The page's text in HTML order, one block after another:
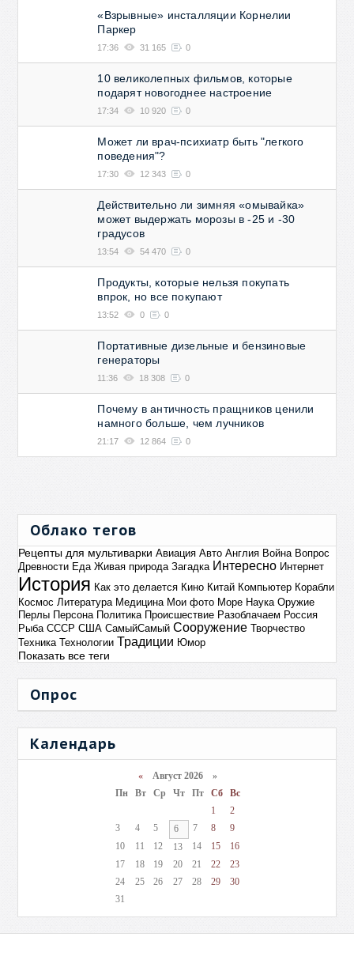
«Взрывные» инсталляции Корнелии
Паркер
17:36 31 165 0
10 великолепных фильмов, которые
подарят новогоднее настроение
17:34 10 920 0
Может ли врач-психиатр быть "легкого
поведения"?
17:30 12 343 0
Действительно ли зимняя «омывайка»
может выдержать морозы в -25 и -30
градусов
13:54 54 470 0
Продукты, которые нельзя покупать
впрок, но все покупают
13:52 0 0
Портативные дизельные и бензиновые
генераторы
11:36 18 308 0
Почему в античность пращников ценили
намного больше, чем лучников
21:17 12 864 0
Облако тегов
Рецепты для мультиварки Авиация Авто Англия Война Вопрос
Древности Еда Живая природа Загадка Интересно Интернет
История Как это делается Кино Китай Компьютер Корабли
Космос Литература Медицина Мои фото Море Наука Оружие
Перлы Персона Политика Происшествие Разоблачаем Россия
Рыба СССР США СамыйСамый Сооружение Творчество
Техника Технологии Традиции Юмор
Показать все теги
Опрос
Календарь
«Август 2026 »
Пн
Вт Ср Чт Пт Сб
Вс
1
2
3
4 5 6 7 8
9
10
11 12 13 14 15
16
17
18 19 20 21 22
23
24
25 26 27 28 29
30
31